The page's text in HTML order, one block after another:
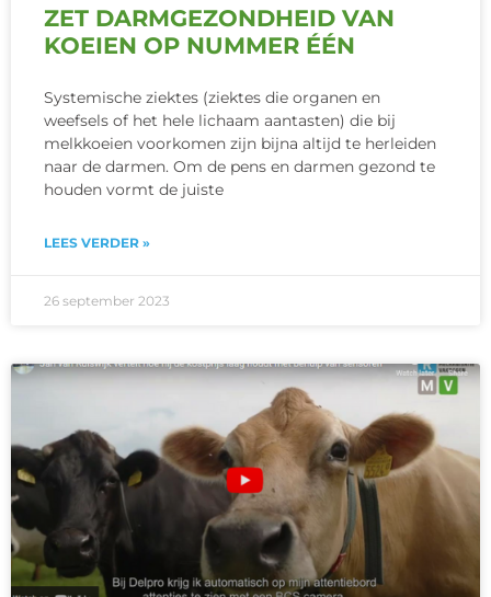
ZET DARMGEZONDHEID VAN
KOEIEN OP NUMMER ÉÉN
Systemische ziektes (ziektes die organen en
weefsels of het hele lichaam aantasten) die bij
melkkoeien voorkomen zijn bijna altijd te herleiden
naar de darmen. Om de pens en darmen gezond te
houden vormt de juiste
LEES VERDER »
26 september 2023